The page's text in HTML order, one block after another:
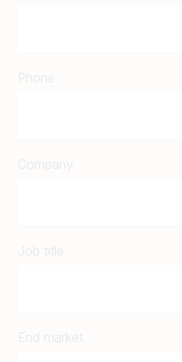
Phone
Company
Job title
End market